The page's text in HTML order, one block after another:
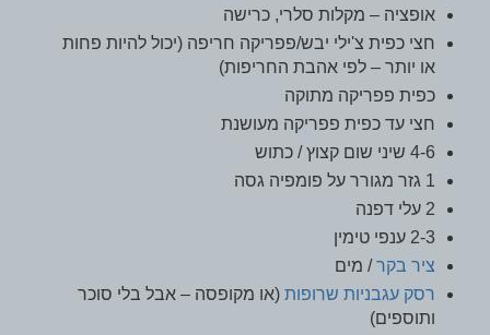
אופציה – מקלות סלרי, כרישה
חצי כפית צ'ילי יבש/פפריקה חריפה (יכול להיות פחות
או יותר – לפי אהבת החריפות)
כפית פפריקה מתוקה
חצי עד כפית פפריקה מעושנת
4-6 שיני שום קצוץ / כתוש
1 גזר מגורר על פומפיה גסה
2 עלי דפנה
2-3 ענפי טימין
ציר בקר/ מים
רסק עגבניות שרופות(או מקופסה – אבל בלי סוכר
ותוספים)